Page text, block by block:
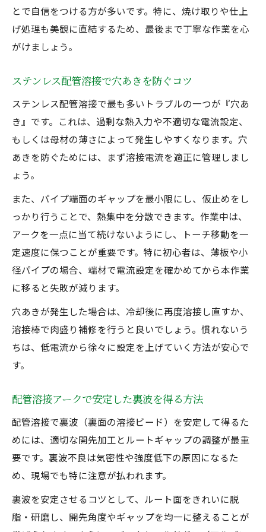
とで自信をつける方が多いです。特に、焼け取りや仕上
げ処理も美観に直結するため、最後まで丁寧な作業を心
がけましょう。
ステンレス配管溶接で穴あきを防ぐコツ
ステンレス配管溶接で最も多いトラブルの一つが『穴あ
き』です。これは、過剰な熱入力や不適切な電流設定、
もしくは母材の薄さによって発生しやすくなります。穴
あきを防ぐためには、まず溶接電流を適正に管理しまし
ょう。
また、パイプ端面のギャップを最小限にし、仮止めをし
っかり行うことで、熱集中を分散できます。作業中は、
アークを一点に当て続けないようにし、トーチ移動を一
定速度に保つことが重要です。特に初心者は、薄板や小
径パイプの場合、端材で電流設定を確かめてから本作業
に移ると失敗が減ります。
穴あきが発生した場合は、冷却後に再度溶接し直すか、
溶接棒で肉盛り補修を行うと良いでしょう。慣れないう
ちは、低電流から徐々に設定を上げていく方法が安心で
す。
配管溶接アークで安定した裏波を得る方法
配管溶接で裏波（裏面の溶接ビード）を安定して得るた
めには、適切な開先加工とルートギャップの調整が最重
要です。裏波不良は気密性や強度低下の原因になるた
め、現場でも特に注意が払われます。
裏波を安定させるコツとして、ルート面をきれいに脱
脂・研磨し、開先角度やギャップを均一に整えることが